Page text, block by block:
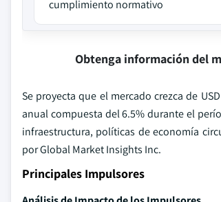
cumplimiento normativo
Obtenga información del
Se proyecta que el mercado crezca de
anual compuesta del 6.5% durante el
infraestructura, políticas de economía
por Global Market Insights Inc.
Principales Impulsores